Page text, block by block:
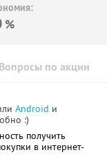
%
Вопросы по акции
Android и
:)
получить
в интернет-